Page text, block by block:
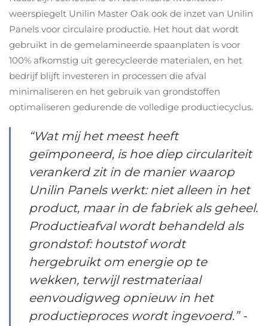
weerspiegelt Unilin Master Oak ook de inzet van Unilin
Panels voor circulaire productie. Het hout dat wordt
gebruikt in de gemelamineerde spaanplaten is voor
100% afkomstig uit gerecycleerde materialen, en het
bedrijf blijft investeren in processen die afval
minimaliseren en het gebruik van grondstoffen
optimaliseren gedurende de volledige productiecyclus.
“Wat mij het meest heeft
geïmponeerd, is hoe diep circulariteit
verankerd zit in de manier waarop
Unilin Panels werkt: niet alleen in het
product, maar in de fabriek als geheel.
Productieafval wordt behandeld als
grondstof: houtstof wordt
hergebruikt om energie op te
wekken, terwijl restmateriaal
eenvoudigweg opnieuw in het
productieproces wordt ingevoerd.” -